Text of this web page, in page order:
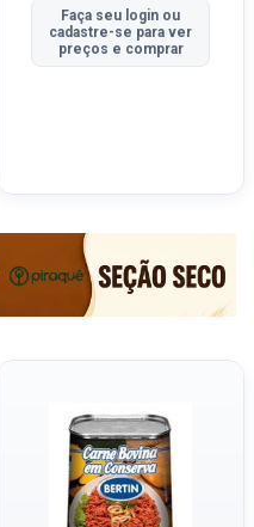
Faça seu login ou
cadastre-se para ver
preços e comprar